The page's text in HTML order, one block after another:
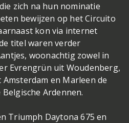
zich na hun nominatie
bewijzen op het Circuito
kon via internet
titel waren verder
woonachtig zowel in
Evrengrün uit Woudenberg,
en Marleen de
Ardennen.
Triumph Daytona 675 en